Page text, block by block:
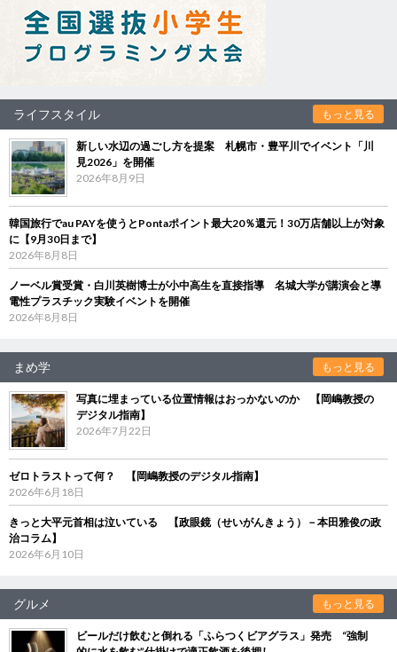
ライフスタイル もっと見る
新しい水辺の過ごし方を提案 札幌市・豊平川でイベント「川
見2026」を開催
2026年8月9日
韓国旅行でau PAYを使うとPontaポイント最大20％還元！30万店舗以上が対象
に【9月30日まで】
2026年8月8日
ノーベル賞受賞・白川英樹博士が小中高生を直接指導 名城大学が講演会と導
電性プラスチック実験イベントを開催
2026年8月8日
まめ学 もっと見る
写真に埋まっている位置情報はおっかないのか 【岡嶋教授の
デジタル指南】
2026年7月22日
ゼロトラストって何？ 【岡嶋教授のデジタル指南】
2026年6月18日
きっと大平元首相は泣いている 【政眼鏡（せいがんきょう）－本田雅俊の政
治コラム】
2026年6月10日
グルメ もっと見る
ビールだけ飲むと倒れる「ふらつくビアグラス」発売 “強制